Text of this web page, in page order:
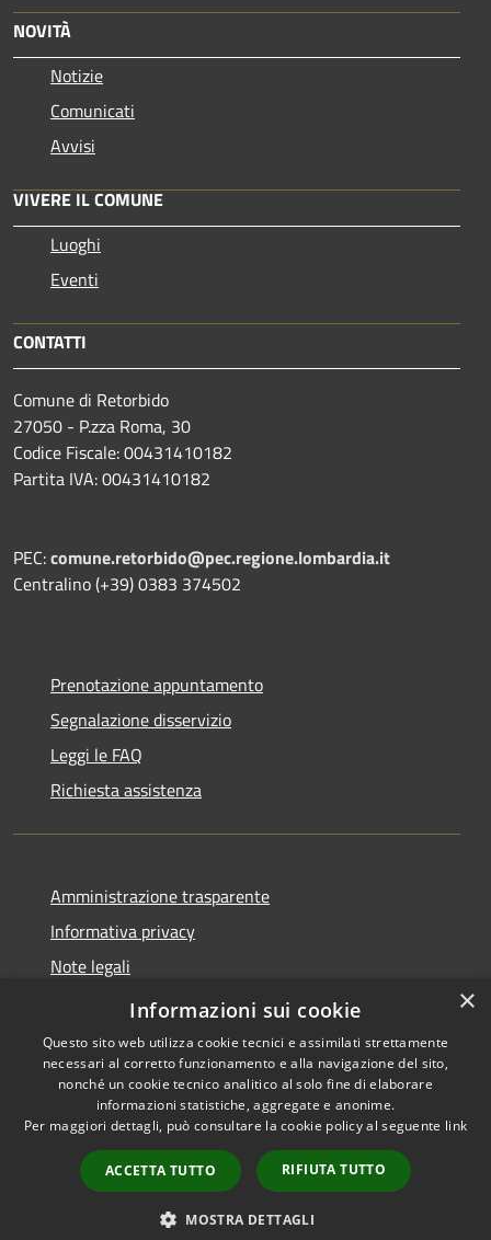
NOVITÀ
Notizie
Comunicati
Avvisi
VIVERE IL COMUNE
Luoghi
Eventi
CONTATTI
Comune di Retorbido
27050 - P.zza Roma, 30
Codice Fiscale: 00431410182
Partita IVA: 00431410182
PEC:comune.retorbido@pec.regione.lombardia.it
Centralino (+39) 0383 374502
Prenotazione appuntamento
Segnalazione disservizio
Leggi le FAQ
Richiesta assistenza
Amministrazione trasparente
Informativa privacy
Note legali
Dichiarazione di accessibilità
Accessibilità
Copyright © 2026 • Comune di
Retorbido • Powered by
Municipium•
Accesso
redazione
×
Informazioni sui cookie
Questo sito web utilizza cookie tecnici e assimilati strettamente
necessari al corretto funzionamento e alla navigazione del sito,
nonché un cookie tecnico analitico al solo fine di elaborare
informazioni statistiche, aggregate e anonime.
Per maggiori dettagli, può consultare la cookie policy al seguente link
ACCETTA TUTTO RIFIUTA TUTTO
MOSTRA DETTAGLI